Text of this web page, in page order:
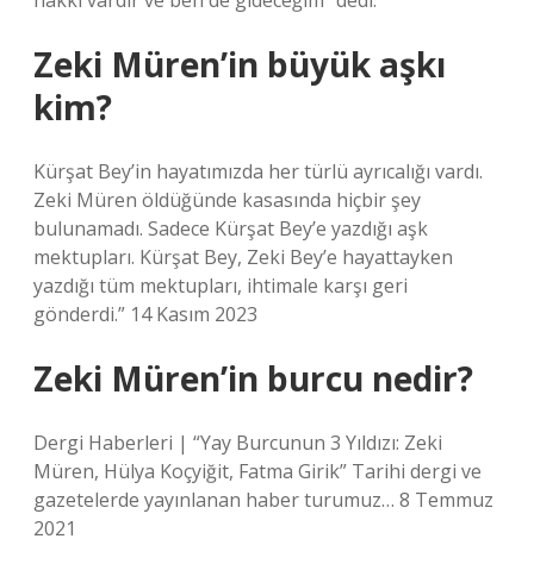
Zeki Müren’in büyük aşkı
kim?
Kürşat Bey’in hayatımızda her türlü ayrıcalığı vardı.
Zeki Müren öldüğünde kasasında hiçbir şey
bulunamadı. Sadece Kürşat Bey’e yazdığı aşk
mektupları. Kürşat Bey, Zeki Bey’e hayattayken
yazdığı tüm mektupları, ihtimale karşı geri
gönderdi.” 14 Kasım 2023
Zeki Müren’in burcu nedir?
Dergi Haberleri | “Yay ​​Burcunun 3 Yıldızı: Zeki
Müren, Hülya Koçyiğit, Fatma Girik” Tarihi dergi ve
gazetelerde yayınlanan haber turumuz… 8 Temmuz
2021